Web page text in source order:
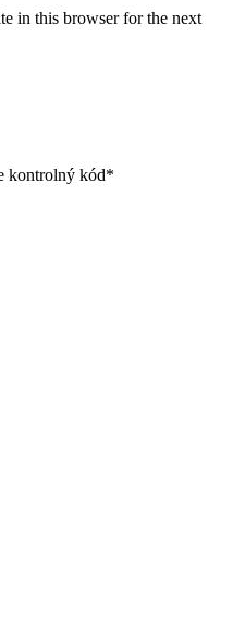
in this browser for the next
kontrolný kód*